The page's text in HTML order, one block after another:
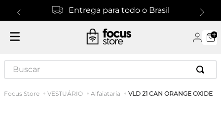
Entrega para todo o Brasil
Buscar
VESTUÁRIO Alfaiataria VLD 21 CAN ORANGE OXIDE